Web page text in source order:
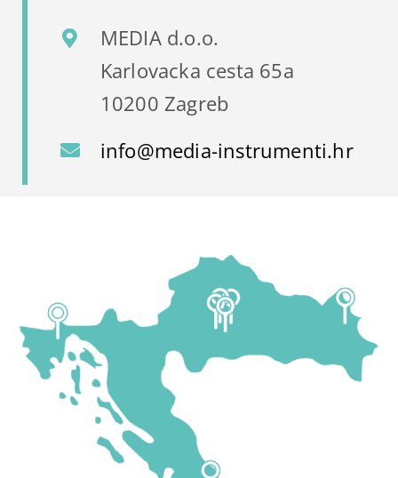
MEDIA d.o.o.
Karlovacka cesta 65a
10200 Zagreb
info@media-instrumenti.hr